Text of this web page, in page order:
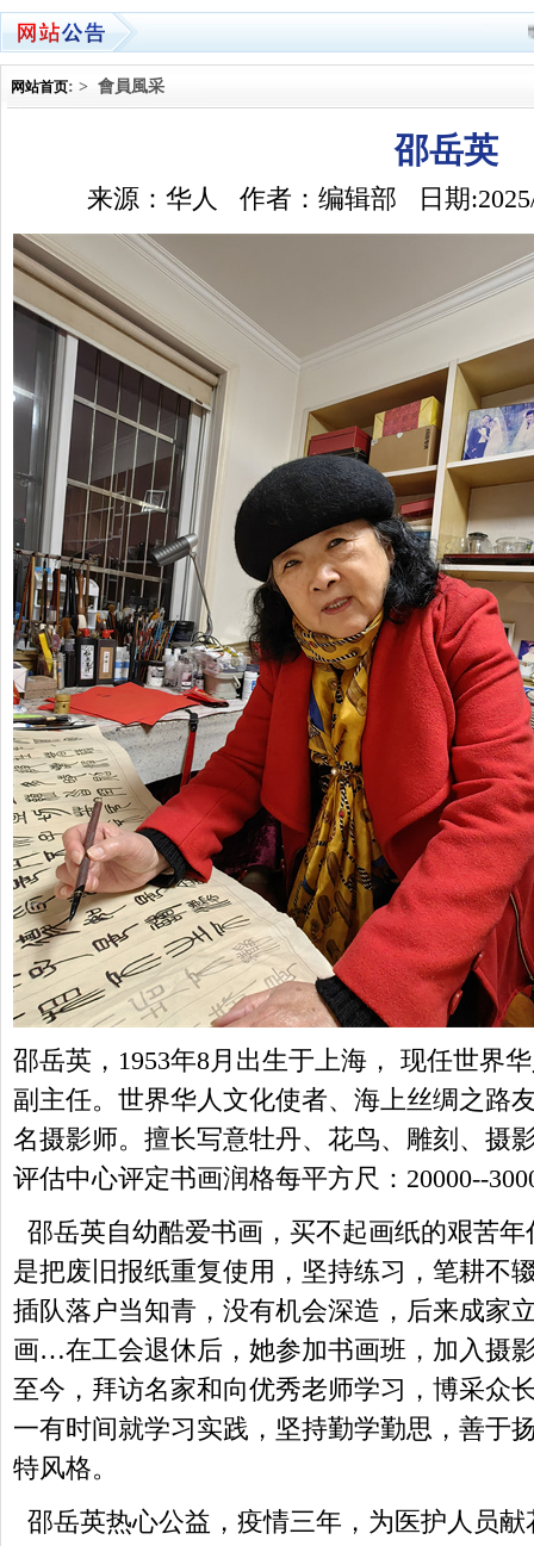
世
网站首页: > 會員風采
邵岳英
来源：华人 作者：编辑部 日期
邵岳英，1953年8月出生于上海， 现任世界
副主任。世界华人文化使者、海上丝绸之路
名摄影师。擅长写意牡丹、花鸟、雕刻、摄
评估中心评定书画润格每平方尺：20000--
邵岳英自幼酷爱书画，买不起画纸的艰苦
是把废旧报纸重复使用，坚持练习，笔耕不
插队落户当知青，没有机会深造，后来成家
画…在工会退休后，她参加书画班，加入摄
至今，拜访名家和向优秀老师学习，博采众
一有时间就学习实践，坚持勤学勤思，善于
特风格。
邵岳英热心公益，疫情三年，为医护人员